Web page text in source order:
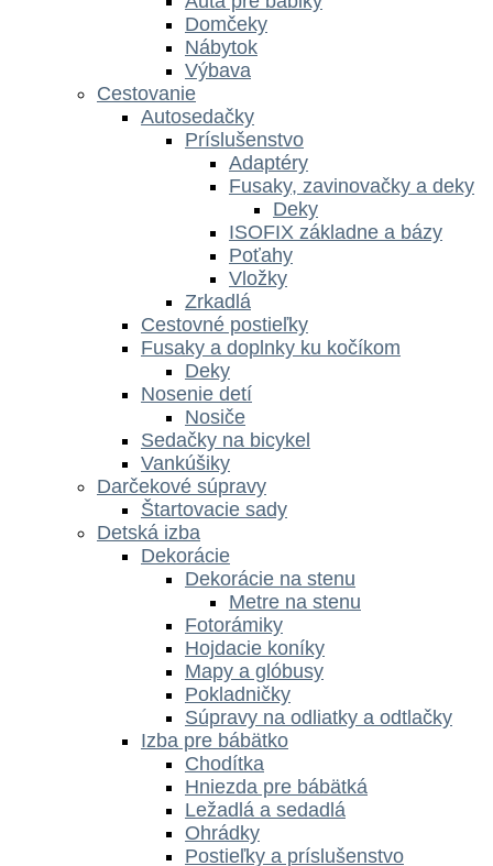
Domčeky
Nábytok
Výbava
Cestovanie
Autosedačky
Príslušenstvo
Adaptéry
Fusaky, zavinovačky a deky
Deky
ISOFIX základne a bázy
Poťahy
Vložky
Zrkadlá
Cestovné postieľky
Fusaky a doplnky ku kočíkom
Deky
Nosenie detí
Nosiče
Sedačky na bicykel
Vankúšiky
Darčekové súpravy
Štartovacie sady
Detská izba
Dekorácie
Dekorácie na stenu
Metre na stenu
Fotorámiky
Hojdacie koníky
Mapy a glóbusy
Pokladničky
Súpravy na odliatky a odtlačky
Izba pre bábätko
Chodítka
Hniezda pre bábätká
Ležadlá a sedadlá
Ohrádky
Postieľky a príslušenstvo